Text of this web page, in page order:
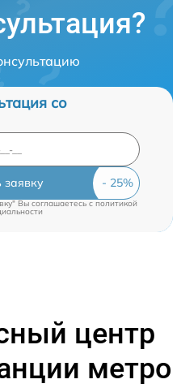
со
заявку
Вы соглашаетесь c политикой
центр
метро